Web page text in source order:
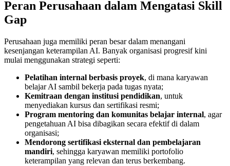
Peran Perusahaan dalam Mengatasi Skill
Gap
Perusahaan juga memiliki peran besar dalam menangani
kesenjangan keterampilan AI. Banyak organisasi progresif kini
mulai menggunakan strategi seperti:
Pelatihan internal berbasis proyek, di mana karyawan
belajar AI sambil bekerja pada tugas nyata;
Kemitraan dengan institusi pendidikan, untuk
menyediakan kursus dan sertifikasi resmi;
Program mentoring dan komunitas belajar internal, agar
pengetahuan AI bisa dibagikan secara efektif di dalam
organisasi;
Mendorong sertifikasi eksternal dan pembelajaran
mandiri, sehingga karyawan memiliki portofolio
keterampilan yang relevan dan terus berkembang.